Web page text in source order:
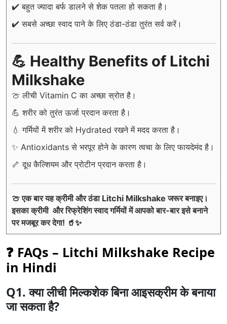
✔️ बहुत ज्यादा बर्फ डालने से शेक पतला हो सकता है।
✔️ सबसे अच्छा स्वाद पाने के लिए ठंडा-ठंडा तुरंत सर्व करें।
💪 Healthy Benefits of Litchi
Milkshake
🍈 लीची Vitamin C का अच्छा स्रोत है।
💪 शरीर को तुरंत ऊर्जा प्रदान करता है।
💧 गर्मियों में शरीर को Hydrated रखने में मदद करता है।
✨ Antioxidants से भरपूर होने के कारण त्वचा के लिए फायदेमंद है।
🦴 दूध कैल्शियम और प्रोटीन प्रदान करता है।
🍈 एक बार यह क्रीमी और ठंडा Litchi Milkshake जरूर बनाइए।
इसका क्रीमी और रिफ्रेशिंग स्वाद गर्मियों में आपको बार-बार इसे बनाने
पर मजबूर कर देगा! 🥤✨
❓ FAQs – Litchi Milkshake Recipe
in Hindi
Q1. क्या लीची मिल्कशेक बिना आइसक्रीम के बनाया
जा सकता है?